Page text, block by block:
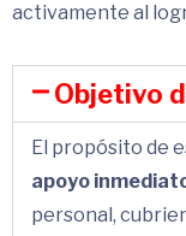
activamente al
Objetivo
El propósito de
apoyo
personal,